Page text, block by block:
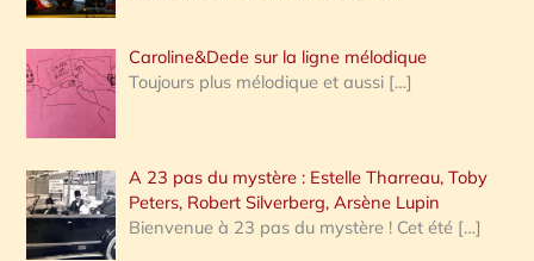
Caroline&Dede sur la ligne mélodique
Toujours plus mélodique et aussi […]
A 23 pas du mystère : Estelle Tharreau, Toby
Peters, Robert Silverberg, Arsène Lupin
Bienvenue à 23 pas du mystère ! Cet été […]